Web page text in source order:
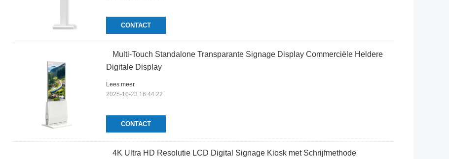
CONTACT
Multi-Touch Standalone Transparante Signage Display Commerciële Heldere
Digitale Display
CONTACT
Lees meer
2025-10-23 16:44:22
4K Ultra HD Resolutie LCD Digital Signage Kiosk met Schrijfmethode